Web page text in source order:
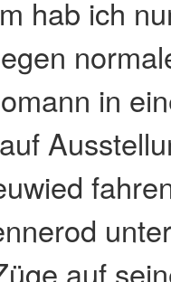
hab ich
in
auf